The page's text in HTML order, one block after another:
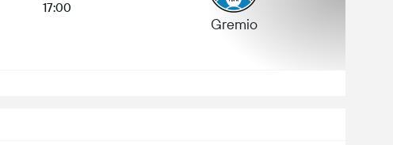
17:00
Gremio